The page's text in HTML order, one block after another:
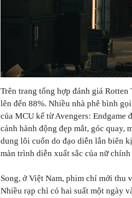
Trên trang tổng hợp đánh giá
lên đến 88%. Nhiều nhà phê bình
của MCU kể từ Avengers: Endgame
cảnh hành động đẹp mắt, góc quay,
dung lôi cuốn do đạo diễn lẫn biên
màn trình diễn xuất sắc của nữ
Song, ở Việt Nam, phim chỉ mới thu
Nhiều rạp chỉ có hai suất một ngày